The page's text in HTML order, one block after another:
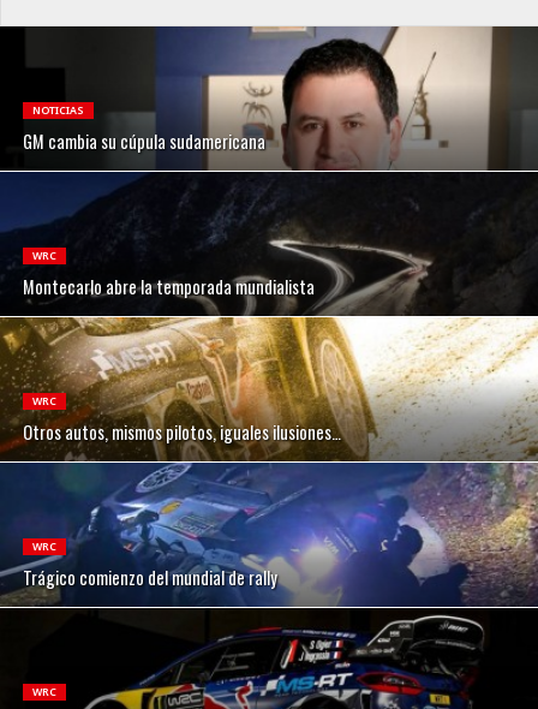
NOTICIAS
GM cambia su cúpula sudamericana
WRC
Montecarlo abre la temporada mundialista
WRC
Otros autos, mismos pilotos, iguales ilusiones…
WRC
Trágico comienzo del mundial de rally
WRC